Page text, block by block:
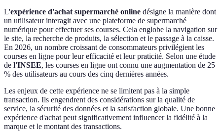
L'expérience d'achat supermarché online désigne la manière dont
un utilisateur interagit avec une plateforme de supermarché
numérique pour effectuer ses courses. Cela englobe la navigation sur
le site, la recherche de produits, la sélection et le passage à la caisse.
En 2026, un nombre croissant de consommateurs privilégient les
courses en ligne pour leur efficacité et leur praticité. Selon une étude
de l'INSEE, les courses en ligne ont connu une augmentation de 25
% des utilisateurs au cours des cinq dernières années.
Les enjeux de cette expérience ne se limitent pas à la simple
transaction. Ils engendrent des considérations sur la qualité de
service, la sécurité des données et la satisfaction globale. Une bonne
expérience d'achat peut significativement influencer la fidélité à la
marque et le montant des transactions.